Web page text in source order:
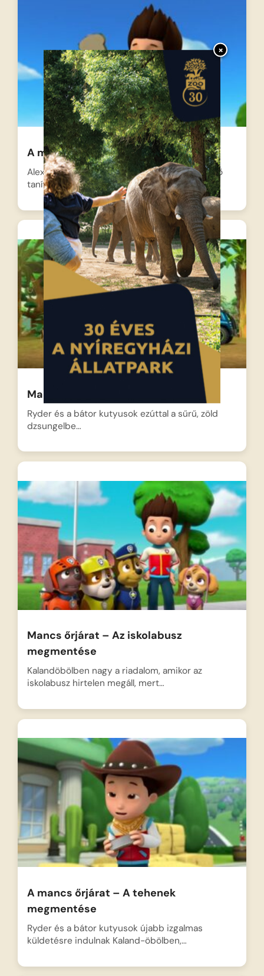
×
A mancs őrjárat – Iskolatáska
Alex számára végre elérkezett a várva várt első
tanítási nap,…
Mancs őrjárat – Az új tag – Tracker
Ryder és a bátor kutyusok ezúttal a sűrű, zöld
dzsungelbe…
Mancs őrjárat – Az iskolabusz
megmentése
Kalandöbölben nagy a riadalom, amikor az
iskolabusz hirtelen megáll, mert…
A mancs őrjárat – A tehenek
megmentése
Ryder és a bátor kutyusok újabb izgalmas
küldetésre indulnak Kaland-öbölben,…